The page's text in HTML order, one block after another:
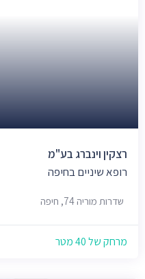
רצקין וינברג בע"מ
רופא שיניים בחיפה
שדרות מוריה 74, חיפה
מרחק של 40 מטר